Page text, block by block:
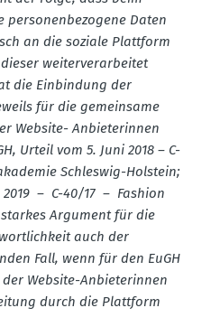
perso­nen­be­zogene Daten
an die soziale Plattform
weiter­ver­ar­beitet
die Einbindung der
für die gemeinsame
Website- Anbie­te­rinnen
Urteil vom 5. Juni 2018 – C-
Schleswig-Holstein;
– C-40/17 – Fashion
Argument für die
auch der
Fall, wenn für den EuGH
Website-Anbie­te­rinnen
durch die Plattform